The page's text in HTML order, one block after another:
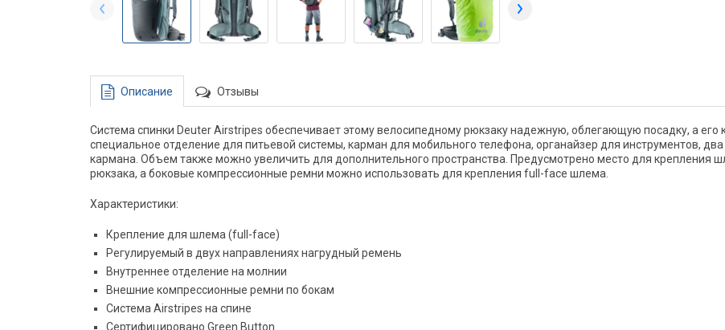
Описание Отзывы
Система спинки Deuter Airstripes обеспечивает этому велосипедному рюкзаку надежную, облегающую посадку, а его
специальное отделение для питьевой системы, карман для мобильного телефона, органайзер для инструментов,
кармана. Объем также можно увеличить для дополнительного пространства. Предусмотрено место для
рюкзака, а боковые компрессионные ремни можно использовать для крепления full-face шлема.
Характеристики:
Крепление для шлема (full-face)
Регулируемый в двух направлениях нагрудный ремень
Внутреннее отделение на молнии
Внешние компрессионные ремни по бокам
Система Airstripes на спине
Сертифицировано Green Button